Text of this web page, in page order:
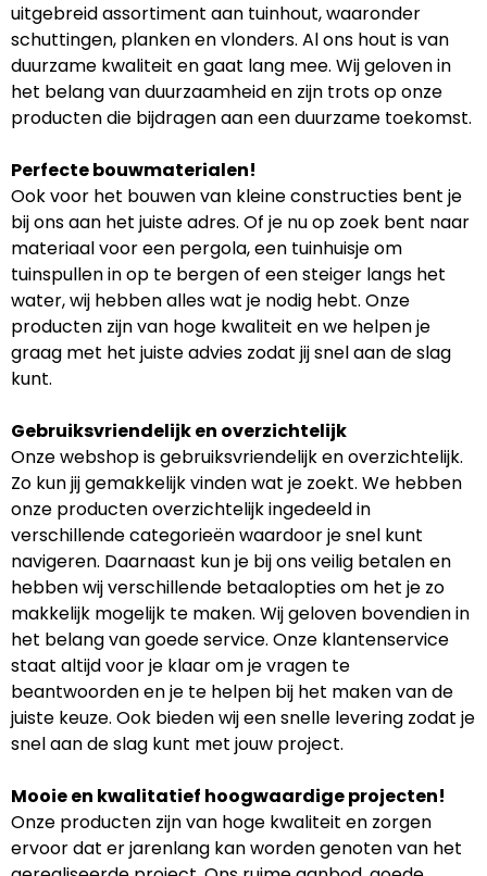
uitgebreid assortiment aan tuinhout, waaronder
schuttingen, planken en vlonders. Al ons hout is van
duurzame kwaliteit en gaat lang mee. Wij geloven in
het belang van duurzaamheid en zijn trots op onze
producten die bijdragen aan een duurzame toekomst.
Perfecte bouwmaterialen!
Ook voor het bouwen van kleine constructies bent je
bij ons aan het juiste adres. Of je nu op zoek bent naar
materiaal voor een pergola, een tuinhuisje om
tuinspullen in op te bergen of een steiger langs het
water, wij hebben alles wat je nodig hebt. Onze
producten zijn van hoge kwaliteit en we helpen je
graag met het juiste advies zodat jij snel aan de slag
kunt.
Gebruiksvriendelijk en overzichtelijk
Onze webshop is gebruiksvriendelijk en overzichtelijk.
Zo kun jij gemakkelijk vinden wat je zoekt. We hebben
onze producten overzichtelijk ingedeeld in
verschillende categorieën waardoor je snel kunt
navigeren. Daarnaast kun je bij ons veilig betalen en
hebben wij verschillende betaalopties om het je zo
makkelijk mogelijk te maken. Wij geloven bovendien in
het belang van goede service. Onze klantenservice
staat altijd voor je klaar om je vragen te
beantwoorden en je te helpen bij het maken van de
juiste keuze. Ook bieden wij een snelle levering zodat je
snel aan de slag kunt met jouw project.
Mooie en kwalitatief hoogwaardige projecten!
Onze producten zijn van hoge kwaliteit en zorgen
ervoor dat er jarenlang kan worden genoten van het